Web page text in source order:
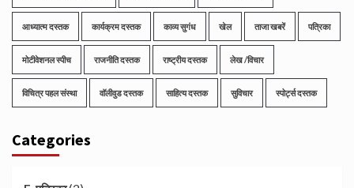
आध्यात्म दस्तक कार्यक्रम दस्तक काव्य सुगंध खेल ताजा खबरें पत्रिका
मोटीवेशनल स्पीच राजनीति दस्तक राष्ट्रीय दस्तक लेख /विचार
विचित्र पहल संस्था वॉलीवुड दस्तक साहित्य दस्तक सुविचार स्पोर्ट्स दस्तक
Categories